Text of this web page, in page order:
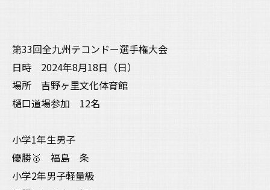
第33回全九州テコンドー選手権大会
日時 2024年8月18日（日）
場所 吉野ヶ里文化体育館
樋口道場参加 12名
小学1年生男子
優勝🥇 福島 条
小学2年男子軽量級